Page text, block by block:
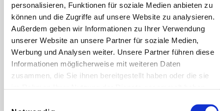
personalisieren, Funktionen für soziale Medien anbieten zu
können und die Zugriffe auf unsere Website zu analysieren.
Außerdem geben wir Informationen zu Ihrer Verwendung
unserer Website an unsere Partner für soziale Medien,
Werbung und Analysen weiter. Unsere Partner führen diese
Informationen möglicherweise mit weiteren Daten
zusammen, die Sie ihnen bereitgestellt haben oder die sie